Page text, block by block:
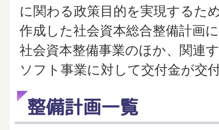
に関わる政策目的を実現するた
作成した社会資本総合整備計画
社会資本整備事業のほか、関連
ソフト事業に対して交付金が交
整備計画一覧